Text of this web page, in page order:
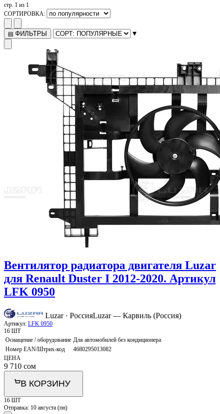
стр. 1 из 1
СОРТИРОВКА:
▤ ФИЛЬТРЫ ▾
Вентилятор радиатора двигателя Luzar
для Renault Duster I 2012-2020. Артикул
LFK 0950
Luzar · РоссияLuzar — Карвиль (Россия)
Артикул: LFK 0950
16 ШТ
Оснащение / оборудование Для автомобилей без кондиционера
Номер EAN/Штрих-код
4680295013082
ЦЕНА
9 710 сом
В КОРЗИНУ
16 ШТ
Отправка: 10 августа (пн)